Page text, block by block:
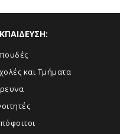
και Τμήματα